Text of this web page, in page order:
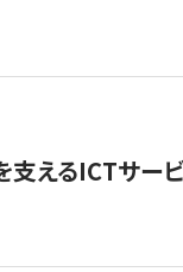
えるICTサー